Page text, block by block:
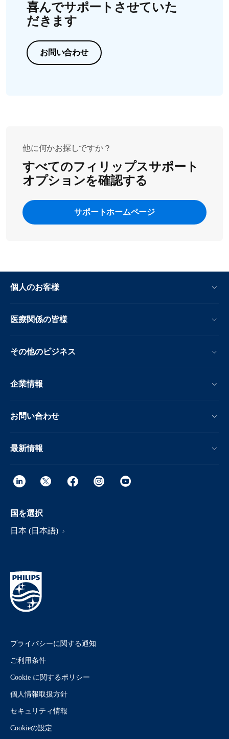
喜んでサポートさせていた
だきます
お問い合わせ
他に何かお探しですか？
すべてのフィリップスサポート
オプションを確認する
サポートホームページ
個人のお客様
医療関係の皆様
その他のビジネス
企業情報
お問い合わせ
最新情報
国を選択
日本 (日本語)
プライバシーに関する通知
ご利用条件
Cookie に関するポリシー
個人情報取扱方針
セキュリティ情報
Cookieの設定